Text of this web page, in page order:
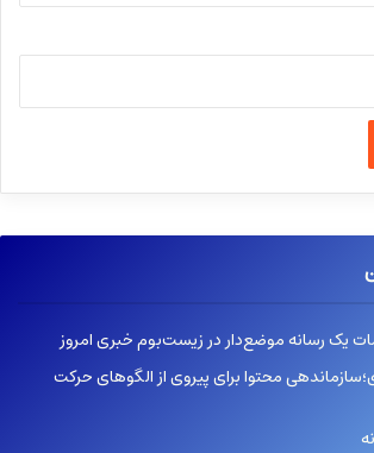
یک رسانه موضع‌دار در زیست‌بوم خبری امروز
محتوا برای پیروی از الگوهای حرکت